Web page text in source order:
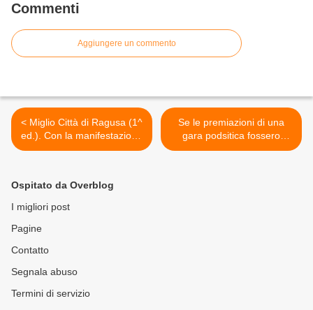
Commenti
Aggiungere un commento
< Miglio Città di Ragusa (1^
ed.). Con la manifestazione
del Miglio la No al Doping e
Se le premiazioni di una
gara podsitica fossero
privazioni. Un non-sense
Ospitato da Overblog
I migliori post
Pagine
Contatto
Segnala abuso
Termini di servizio